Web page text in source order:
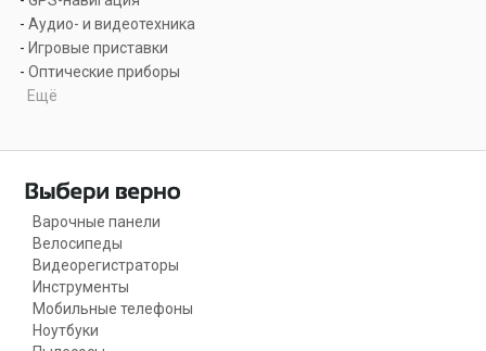
- Аудио- и видеотехника
- Игровые приставки
- Оптические приборы
Ещё
Варочные панели
Велосипеды
Видеорегистраторы
Инструменты
Мобильные телефоны
Ноутбуки